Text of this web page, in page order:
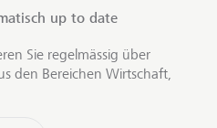
up to date
Sie regelmässig über
den Bereichen Wirtschaft,